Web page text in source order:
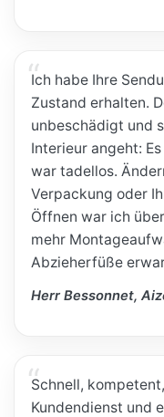
Ich habe Ihre
Zustand erhalten.
unbeschädigt und
Interieur angeht:
war tadellos.
Verpackung oder
Öffnen war ich
mehr
Abzieherfüße
Herr Bessonnet,
Schnell,
Kundendienst und